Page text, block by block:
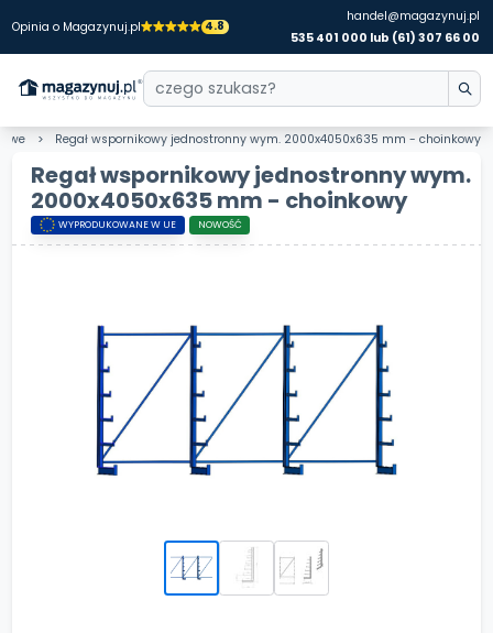
Opinia o Magazynuj.pl 4.8
handel@magazynuj.pl
535 401 000 lub (61) 307 66 00
Regał wspornikowy jednostronny wym. 2000x4050x635 mm - choinkowy
Regał wspornikowy jednostronny wym.
2000x4050x635 mm - choinkowy
WYPRODUKOWANE W UE NOWOŚĆ